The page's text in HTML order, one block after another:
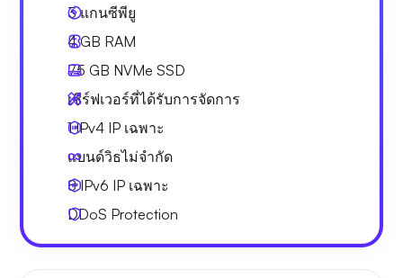
3แกนซีพียู
4 GB RAM
75 GB NVMe SSD
เซิร์ฟเวอร์ที่ได้รับการจัดการ
1 IPv4 IP เฉพาะ
แบนด์วิธไม่จำกัด
8 IPv6 IP เฉพาะ
DDoS Protection